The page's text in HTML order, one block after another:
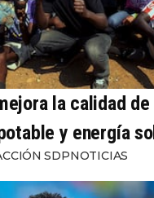
la calidad de
y energía
SDPNOTICIAS